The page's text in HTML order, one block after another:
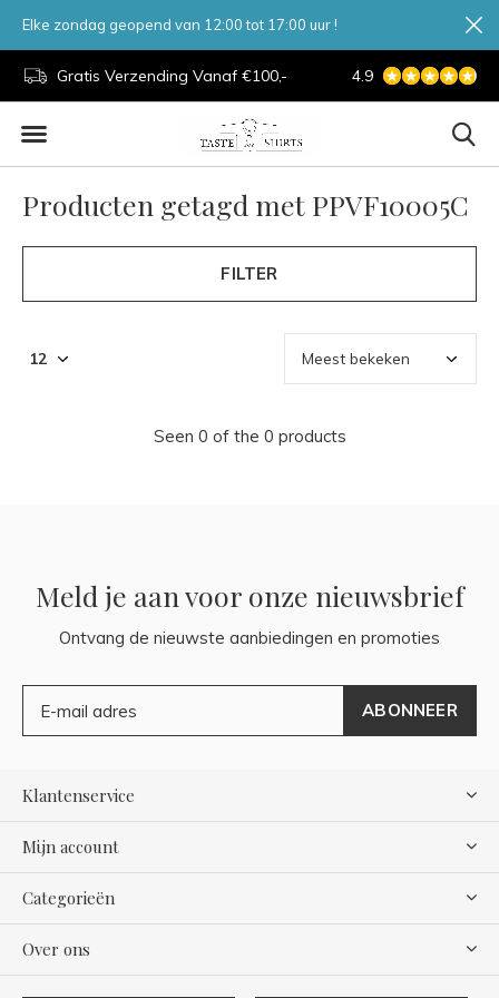
Gratis Verzending Vanaf €100,- 7 Dagen Per
4.9
Elke zondag geopend van 12:00 tot 17:00 uur !
Producten getagd met PPVF10005C
FILTER
Seen 0 of the 0 products
Meld je aan voor onze nieuwsbrief
Ontvang de nieuwste aanbiedingen en promoties
ABONNEER
Klantenservice
Mijn account
Categorieën
Over ons